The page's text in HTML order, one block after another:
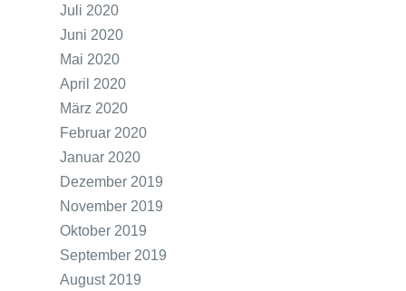
Juli 2020
Juni 2020
Mai 2020
April 2020
März 2020
Februar 2020
Januar 2020
Dezember 2019
November 2019
Oktober 2019
September 2019
August 2019